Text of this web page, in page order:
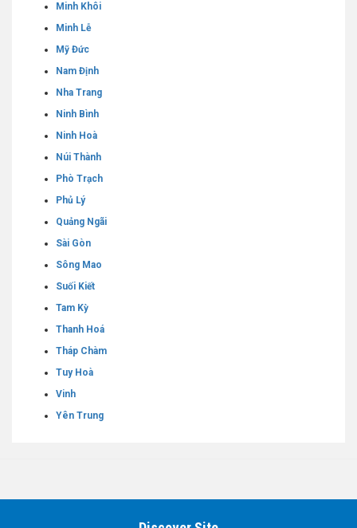
Minh Khôi
Minh Lễ
Mỹ Đức
Nam Định
Nha Trang
Ninh Bình
Ninh Hoà
Núi Thành
Phò Trạch
Phủ Lý
Quảng Ngãi
Sài Gòn
Sông Mao
Suối Kiết
Tam Kỳ
Thanh Hoá
Tháp Chàm
Tuy Hoà
Vinh
Yên Trung